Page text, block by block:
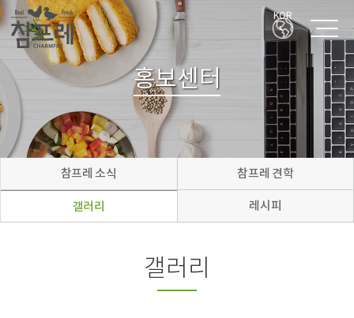
KOR
홍보센터
참프레 소식 참프레 견학
갤러리 레시피
갤러리